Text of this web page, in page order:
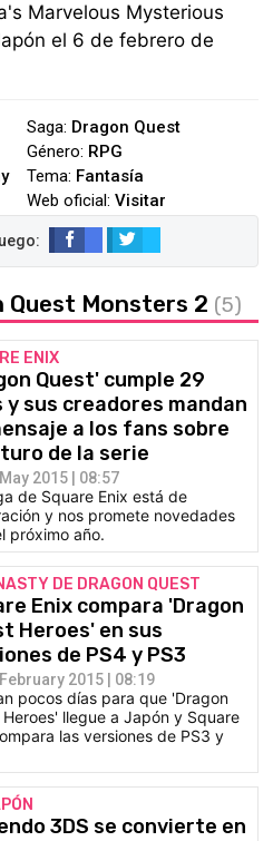
Marvelous Mysterious
el 6 de febrero de
Saga: Dragon Quest
Género: RPG
Tema: Fantasía
Web oficial: Visitar
Quest Monsters 2 (5)
ENIX
Quest' cumple 29
y sus creadores mandan
a los fans sobre
de la serie
2015 | 08:57
de Square Enix está de
y nos promete novedades
próximo año.
DE DRAGON QUEST
Enix compara 'Dragon
Heroes' en sus
de PS4 y PS3
2015 | 08:19
pocos días para que 'Dragon
llegue a Japón y Square
las versiones de PS3 y
3DS se convierte en